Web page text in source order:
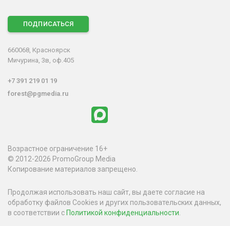
ПОДПИСАТЬСЯ
660068, Красноярск
Мичурина, 3в, оф.405
+7 391 219 01 19
forest@pgmedia.ru
Возрастное ограничение 16+
© 2012-2026 PromoGroup Media
Копирование материалов запрещено.
Продолжая использовать наш сайт, вы даете согласие на
обработку файлов Cookies и других пользовательских данных,
в соответствии сПолитикой конфиденциальности